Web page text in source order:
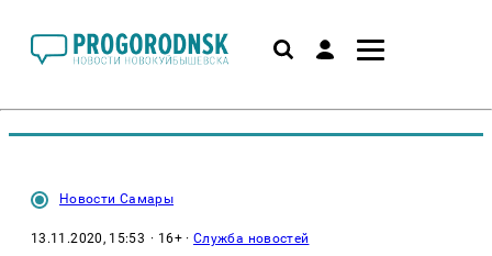
Новости Самары
13.11.2020, 15:53 · 16+ ·Служба новостей